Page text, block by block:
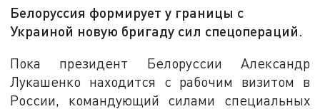
Белоруссия формирует у границы с
Украиной новую бригаду сил спецопераций.
Пока президент Белоруссии Александр
Лукашенко находится с рабочим визитом в
России, командующий силами специальных